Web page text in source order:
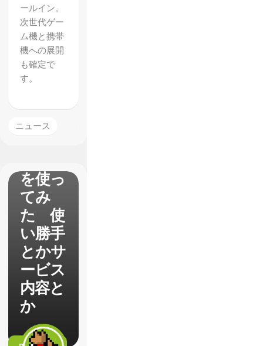
ールイン。
次世代ゲー
ム機と携帯
機への展開
も確定で
す。
ニュース
PS3の
を使っ
てみ
た 使
い勝手
とかサ
ービス
内容と
か